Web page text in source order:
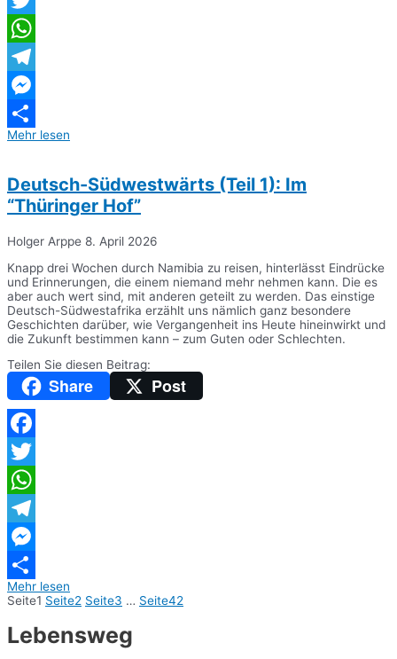
Twitter
WhatsApp
Telegram
Messenger
Teilen
Mehr lesen
Deutsch-Südwestwärts (Teil 1): Im
“Thüringer Hof”
Holger Arppe 8. April 2026
Knapp drei Wochen durch Namibia zu reisen, hinterlässt Eindrücke
und Erinnerungen, die einem niemand mehr nehmen kann. Die es
aber auch wert sind, mit anderen geteilt zu werden. Das einstige
Deutsch-Südwestafrika erzählt uns nämlich ganz besondere
Geschichten darüber, wie Vergangenheit ins Heute hineinwirkt und
die Zukunft bestimmen kann – zum Guten oder Schlechten.
Teilen Sie diesen Beitrag:
Share Post
Facebook
Twitter
WhatsApp
Telegram
Messenger
Teilen
Mehr lesen
Seite1 Seite2 Seite3 … Seite42
Lebensweg